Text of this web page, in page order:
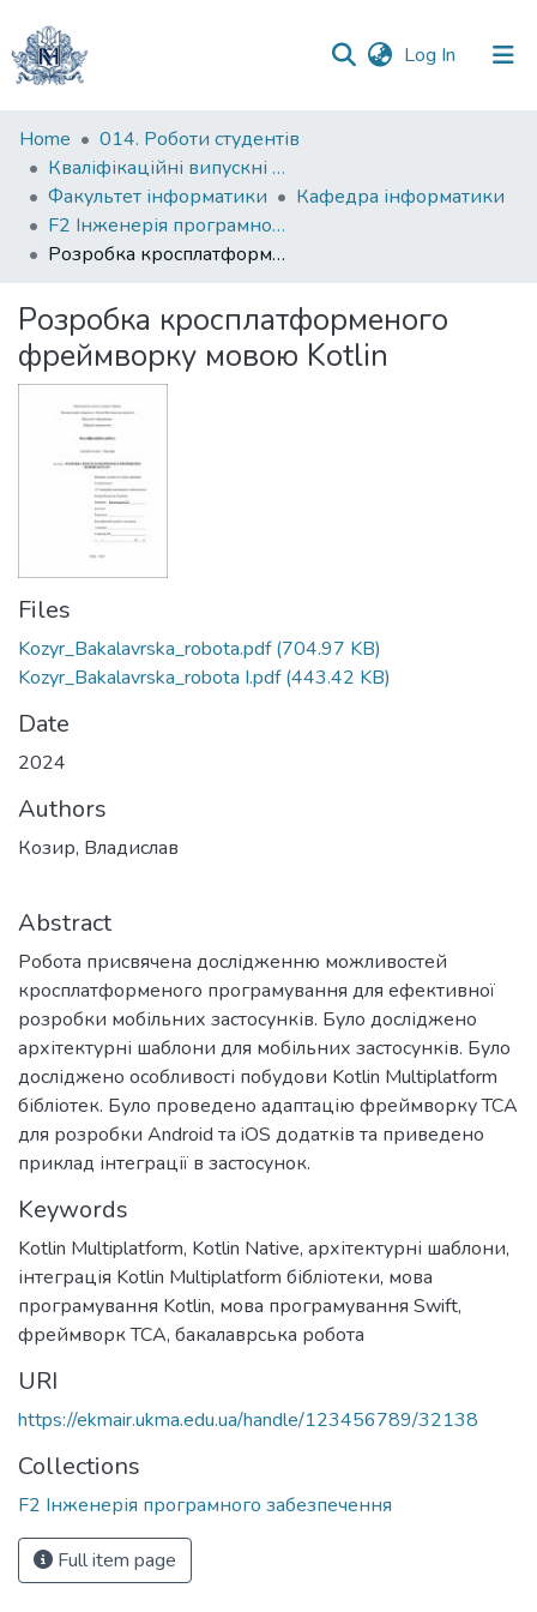
Log In (current)
Communities
&
Collections
All of DSpace
Statistics
Home
014. Роботи студентів
Кваліфікаційні випускні роботи здобувачів вищої освіти бакалаврських програм
Факультет інформатики
Кафедра інформатики
F2 Інженерія програмного забезпечення
Розробка кросплатформеного фреймворку мовою Kotlin
Розробка кросплатформеного
фреймворку мовою Kotlin
Files
Kozyr_Bakalavrska_robota.pdf(704.97 KB)
Kozyr_Bakalavrska_robota І.pdf(443.42 KB)
Date
2024
Authors
Козир, Владислав
Abstract
Робота присвячена дослідженню можливостей
кросплатформеного програмування для ефективної
розробки мобільних застосунків. Було досліджено
архітектурні шаблони для мобільних застосунків. Було
досліджено особливості побудови Kotlin Multiplatform
бібліотек. Було проведено адаптацію фреймворку TCA
для розробки Android та iOS додатків та приведено
приклад інтеграції в застосунок.
Keywords
Kotlin Multiplatform, Kotlin Native, архітектурні шаблони,
інтеграція Kotlin Multiplatform бібліотеки, мова
програмування Kotlin, мова програмування Swift,
фреймворк TCA, бакалаврська робота
URI
https://ekmair.ukma.edu.ua/handle/123456789/32138
Collections
F2 Інженерія програмного забезпечення
Full item page